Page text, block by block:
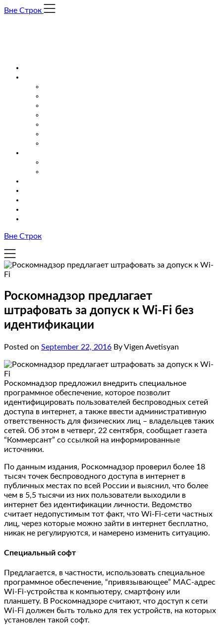
Skip
Вне Строк
Вне Строк
Роскомнадзор предлагает
штрафовать за допуск к Wi-Fi без
идентификации
Posted on September 22, 2016 By Vigen Avetisyan
Роскомнадзор предложил внедрить специальное
программное обеспечение, которое позволит
идентифицировать пользователей беспроводных сетей
доступа в интернет, а также ввести административную
ответственность для физических лиц – владельцев таких
сетей. Об этом в четверг, 22 сентября, сообщает газета
“Коммерсант” со ссылкой на информированные
источники.
По данным издания, Роскомнадзор проверил более 18
тысяч точек беспроводного доступа в интернет в
публичных местах по всей России и выяснил, что более
чем в 5,5 тысячи из них пользователи выходили в
интернет без идентификации личности. Ведомство
считает недопустимым тот факт, что Wi-Fi-сети частных
лиц, через которые можно зайти в интернет бесплатно,
никак не регулируются, и намерено изменить ситуацию.
Специальный софт
Предлагается, в частности, использовать специальное
программное обеспечение, “привязывающее” MAC-адрес
Wi-Fi-устройства к компьютеру, смартфону или
планшету. В Роскомнадзоре считают, что доступ к сети
Wi-Fi должен быть только для тех устройств, на которых
установлен такой софт.